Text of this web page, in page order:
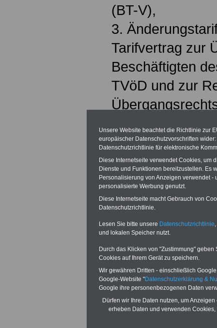
(BT-V),
3.
Tarifvertrag zur
Beschäftigten
TVöD und zur
Tarifvertrag
des Bundes (TV
5.
Tarifvertrag für
(KraftfahrerTV
6.
Tarifvertrag für
öffentlichen
Allgemeiner Teil
Unsere Website beachtet die Richtlinie zur
europäischer Datenschutzvorschriften
Datenschutzrichtlinie für elektronische
Diese Internetseite verwendet Cookies, um
Dienste und Funktionen bereitzustellen. Es
Personalisierung von Anzeigen verwendet
personalisierte Werbung genutzt.
Diese Internetseite macht Gebrauch von
Datenschutzrichtlinie.
Lesen Sie bitte unsere Datenschutzrichtlinie
und lokalen Speicher nutzt.
Durch das Klicken von "Zustimmung"
Cookies auf Ihrem Gerät zu speichern.
Wir gewähren Dritten - einschließlich
Google-Website "Datenschutzerklärung &
Google ihre personenbezogenen Daten
Dürfen wir Ihre Daten nutzen, um
erheben Daten und verwenden